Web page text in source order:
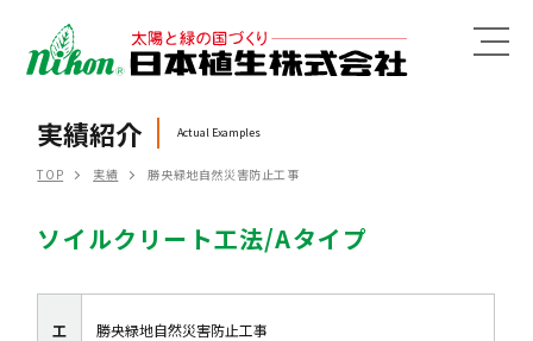
MENU
実績紹介 Actual Examples
TOP 実績 勝央緑地自然災害防止工事
ソイルクリート工法/Aタイプ
工
勝央緑地自然災害防止工事